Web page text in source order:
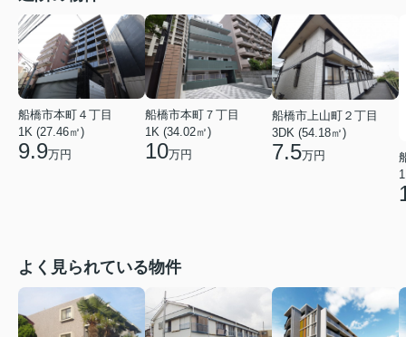
船橋市本町４丁目
1K (27.46㎡)
9.9万円
船橋市本町７丁目
1K (34.02㎡)
10万円
船橋市上山町２丁目
3DK (54.18㎡)
7.5万円
よく見られている物件